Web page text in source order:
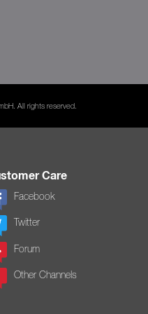
All rights reserved.
Care
Facebook
Twitter
Forum
Other Channels